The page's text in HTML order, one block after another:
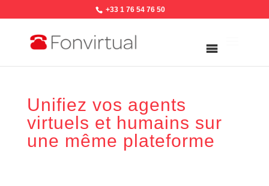
+33 1 76 54 76 50
Unifiez vos agents
virtuels et humains sur
une même plateforme